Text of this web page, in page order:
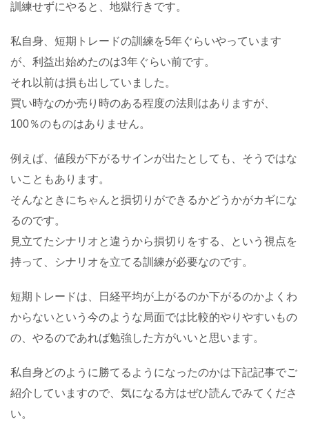
訓練せずにやると、地獄行きです。
私自身、短期トレードの訓練を5年ぐらいやっています
が、利益出始めたのは3年ぐらい前です。
それ以前は損も出していました。
買い時なのか売り時のある程度の法則はありますが、
100％のものはありません。
例えば、値段が下がるサインが出たとしても、そうではな
いこともあります。
そんなときにちゃんと損切りができるかどうかがカギにな
るのです。
見立てたシナリオと違うから損切りをする、という視点を
持って、シナリオを立てる訓練が必要なのです。
短期トレードは、日経平均が上がるのか下がるのかよくわ
からないという今のような局面では比較的やりやすいもの
の、やるのであれば勉強した方がいいと思います。
私自身どのように勝てるようになったのかは下記記事でご
紹介していますので、気になる方はぜひ読んでみてくださ
い。